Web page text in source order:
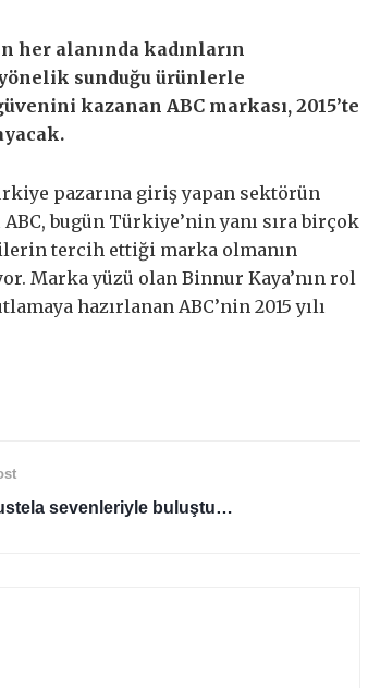
her alanında kadınların
sunduğu ürünlerle
kazanan ABC markası, 2015’te
pazarına giriş yapan sektörün
bugün Türkiye’nin yanı sıra birçok
tercih ettiği marka olmanın
Marka yüzü olan Binnur Kaya’nın rol
hazırlanan ABC’nin 2015 yılı
sevenleriyle buluştu…